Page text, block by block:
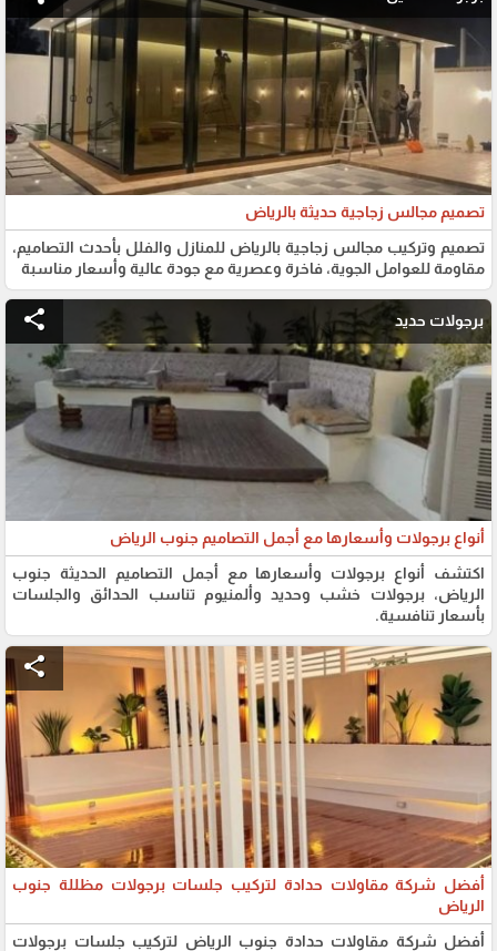
تصميم مجالس زجاجية حديثة بالرياض
تصميم وتركيب مجالس زجاجية بالرياض للمنازل والفلل بأحدث التصاميم،
مقاومة للعوامل الجوية، فاخرة وعصرية مع جودة عالية وأسعار مناسبة
share برجولات حديد
أنواع برجولات وأسعارها مع أجمل التصاميم جنوب الرياض
اكتشف أنواع برجولات وأسعارها مع أجمل التصاميم الحديثة جنوب
الرياض، برجولات خشب وحديد وألمنيوم تناسب الحدائق والجلسات
بأسعار تنافسية.
share
أفضل شركة مقاولات حدادة لتركيب جلسات برجولات مظللة جنوب
الرياض
أفضل شركة مقاولات حدادة جنوب الرياض لتركيب جلسات برجولات